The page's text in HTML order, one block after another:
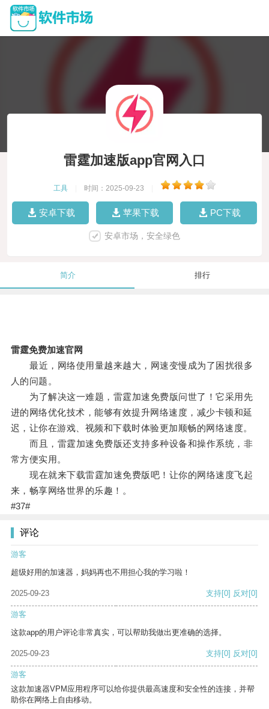
雷霆加速版app官网入口
工具 时间：2025-09-23
安卓下载 苹果下载 PC下载
安卓市场，安全绿色
简介 排行
雷霆免费加速官网
最近，网络使用量越来越大，网速变慢成为了困扰很多
人的问题。
为了解决这一难题，雷霆加速免费版问世了！它采用先
进的网络优化技术，能够有效提升网络速度，减少卡顿和延
迟，让你在游戏、视频和下载时体验更加顺畅的网络速度。
而且，雷霆加速免费版还支持多种设备和操作系统，非
常方便实用。
现在就来下载雷霆加速免费版吧！让你的网络速度飞起
来，畅享网络世界的乐趣！。
#37#
评论
游客
超级好用的加速器，妈妈再也不用担心我的学习啦！
2025-09-23 支持[0] 反对[0]
游客
这款app的用户评论非常真实，可以帮助我做出更准确的选择。
2025-09-23 支持[0] 反对[0]
游客
这款加速器VPM应用程序可以给你提供最高速度和安全性的连接，并帮
助你在网络上自由移动。